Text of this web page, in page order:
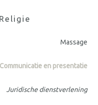
Massage
Communicatie en presentatie
Juridische dienstverlening